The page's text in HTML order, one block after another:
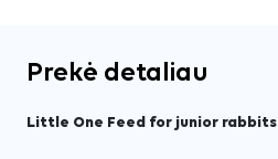
Prekė detaliau
Little One Feed for junior rabbits